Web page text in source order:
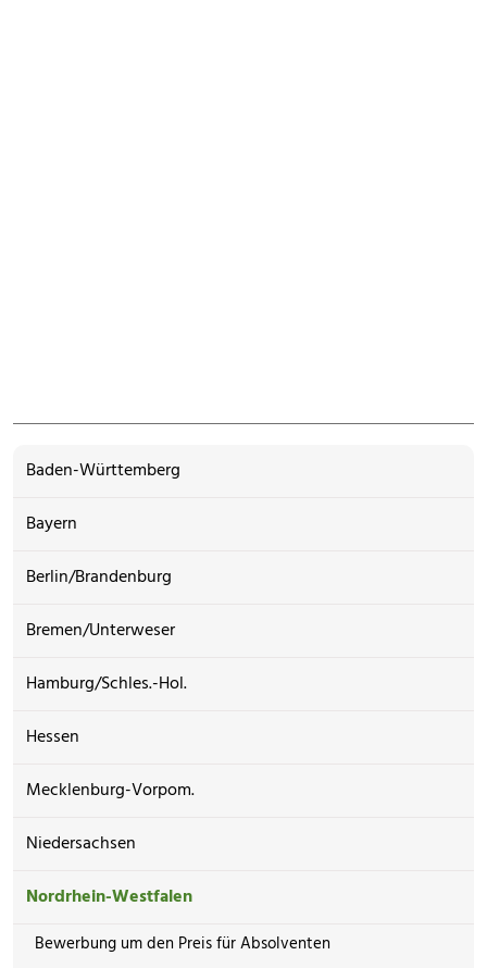
Baden-Württemberg
Bayern
Berlin/Brandenburg
Bremen/Unterweser
Hamburg/Schles.-Hol.
Hessen
Mecklenburg-Vorpom.
Niedersachsen
Nordrhein-Westfalen
Bewerbung um den Preis für Absolventen